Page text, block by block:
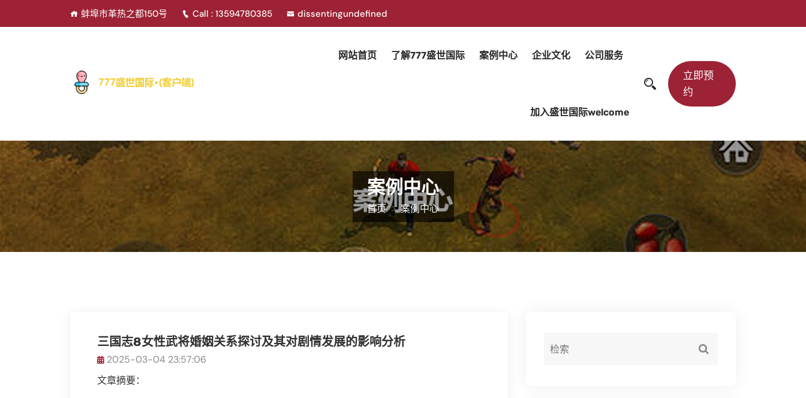
蚌埠市革热之都150号 Call : 13594780385 dissentingundefined
网站首页 了解777盛世国际 案例中心 企业文化 公司服务
加入盛世国际welcome
立即预
约
案例中心
首页 案例中心
三国志8女性武将婚姻关系探讨及其对剧情发展的影响分析
2025-03-04 23:57:06
文章摘要：